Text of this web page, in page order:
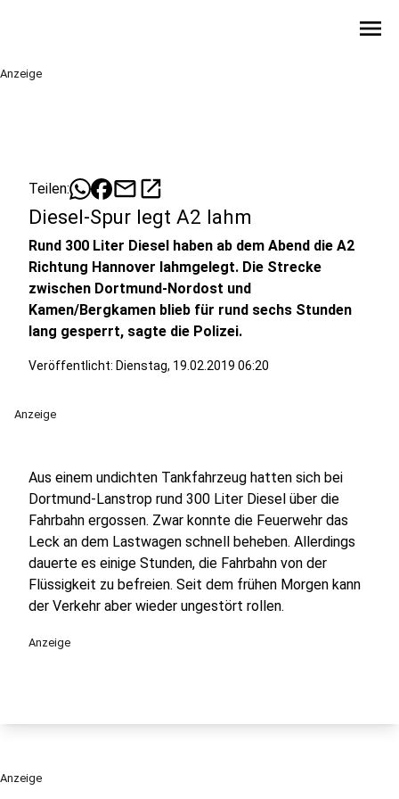
menu
Anzeige
Teilen: mailopen_in_new
Diesel-Spur legt A2 lahm
Rund 300 Liter Diesel haben ab dem Abend die A2
Richtung Hannover lahmgelegt. Die Strecke
zwischen Dortmund-Nordost und
Kamen/Bergkamen blieb für rund sechs Stunden
lang gesperrt, sagte die Polizei.
Veröffentlicht: Dienstag, 19.02.2019 06:20
Anzeige
Aus einem undichten Tankfahrzeug hatten sich bei
Dortmund-Lanstrop rund 300 Liter Diesel über die
Fahrbahn ergossen. Zwar konnte die Feuerwehr das
Leck an dem Lastwagen schnell beheben. Allerdings
dauerte es einige Stunden, die Fahrbahn von der
Flüssigkeit zu befreien. Seit dem frühen Morgen kann
der Verkehr aber wieder ungestört rollen.
Anzeige
Anzeige